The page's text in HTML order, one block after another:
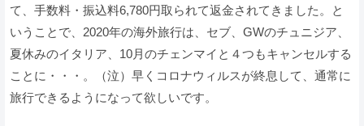
て、手数料・振込料6,780円取られて返金されてきました。と
いうことで、2020年の海外旅行は、セブ、GWのチュニジア、
夏休みのイタリア、10月のチェンマイと４つもキャンセルする
ことに・・・。（泣）早くコロナウィルスが終息して、通常に
旅行できるようになって欲しいです。